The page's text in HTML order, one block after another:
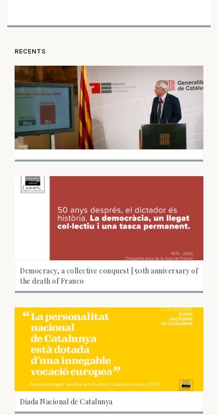
RECENTS
Democracy, a collective conquest | 50th anniversary of
the death of Franco
Diada Nacional de Catalunya